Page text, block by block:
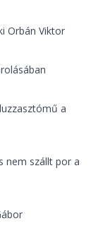
Orbán Viktor
a
nem szállt por a